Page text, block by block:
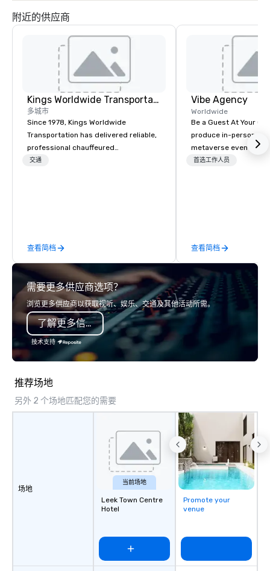
附近的供应商
Kings Worldwide Transportation
多城市
Since 1978, Kings Worldwide
Transportation has delivered reliable,
professional chauffeured
transportation solutions for corporate
partner network. We are committed to
delivering high-quality ground
transportation that meets the
standards of today’s corporate travel
and meetings programs—prioritizing
safety, punctuality, consistency, and
service excellence. Our experienced
team and attention to detail ensure a
dependable, polished experience for
every trip, earning the long-term trust
and meeting planners alike.
交通
查看简档
Vibe Agency
Worldwide
Be a Guest At Your
produce in-person,
metaverse events. VIBE - CREATIVE
THINKERS. STRATEGIC
hybrid or In-person
drive revenue,
build brand
their teams. Here is a
of our latest virtual
forward-thinking full
clients first. Today,
VIBE of your business
首选工作人员
查看简档
需要更多供应商选项？
浏览更多供应商以获取视听、娱乐、交通及其他活动所需。
了解更多信息
技术支持
推荐场地
另外 2 个场地匹配您的需要
场地
当前场地
Leek Town Centre
Hotel
Promote your
venue